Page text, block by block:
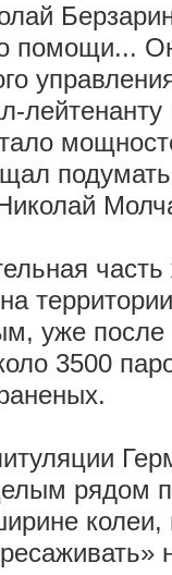
помощи...
уже
3500
рядом
колеи,